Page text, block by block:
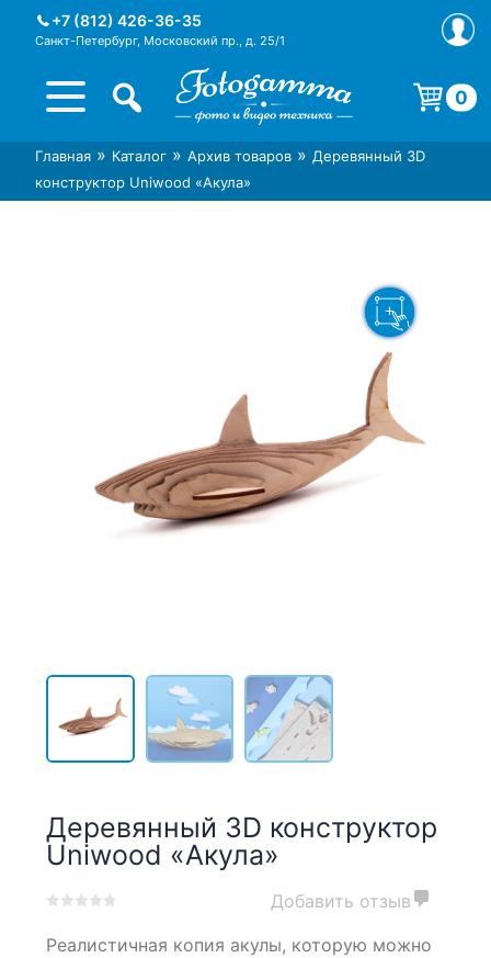
+7 (812) 426-36-35
Санкт-Петербург, Московский пр., д. 25/1
Интернет-магазин фототехники
Foto-Gamma в СПб
Магазин фотоаксессуаров foto-
gamma.ru
0
Корзина пуста.
Главная » Каталог » Архив товаров » Деревянный 3D
конструктор Uniwood «Акула»
Деревянный 3D конструктор
Uniwood «Акула»
out
Добавить отзыв
Реалистичная копия акулы, которую можно